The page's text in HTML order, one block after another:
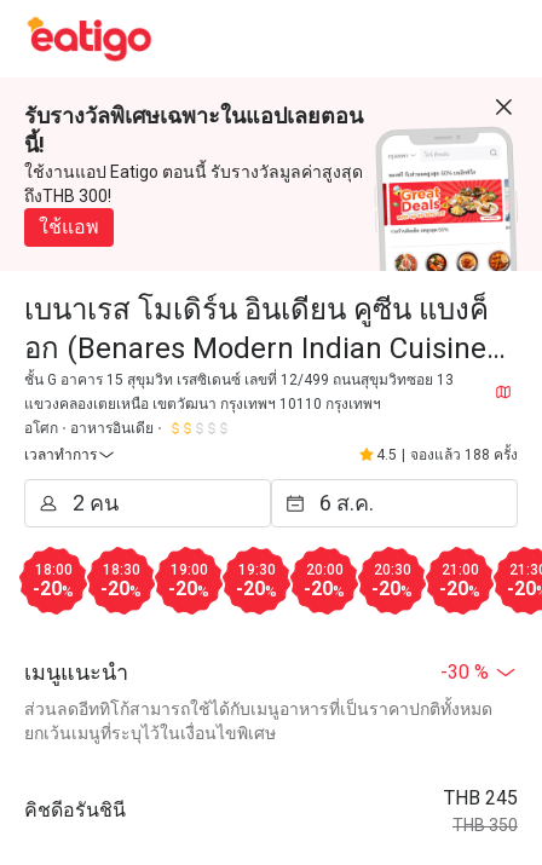
รับรางวัลพิเศษเฉพาะในแอปเลยตอน
นี้!
ใช้งานแอป Eatigo ตอนนี้ รับรางวัลมูลค่าสูงสุด
ถึงTHB 300!
ใช้แอพ
เบนาเรส โมเดิร์น อินเดียน คูซีน แบงค็
อก (Benares Modern Indian Cuisine
Bangkok)
ชั้น G อาคาร 15 สุขุมวิท เรสซิเดนซ์ เลขที่ 12/499 ถนนสุขุมวิทซอย 13
แขวงคลองเตยเหนือ เขตวัฒนา กรุงเทพฯ 10110 กรุงเทพฯ
อโศก
อาหารอินเดีย
เวลาทำการ
4.5 จองแล้ว 188 ครั้ง
18:00
-20%
18:30
-20%
19:00
-20%
19:30
-20%
20:00
-20%
20:30
-20%
21:00
-20% -20
เมนูแนะนำ -30 %
ส่วนลดอีททิโก้สามารถใช้ได้กับเมนูอาหารที่เป็นราคาปกติทั้งหมด
ยกเว้นเมนูที่ระบุไว้ในเงื่อนไขพิเศษ
คิชดีอรันชินี
THB 245
THB 350